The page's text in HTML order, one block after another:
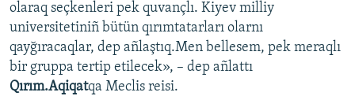
olaraq seçkenleri pek quvançlı. Kiyev milliy
universitetiniñ bütün qırımtatarları olarnı
qayğıracaqlar, dep añlaştıq.Men bellesem, pek meraqlı
bir gruppa tertip etilecek», – dep añlattı
Qırım.Aqiqatqa Meclis reisi.